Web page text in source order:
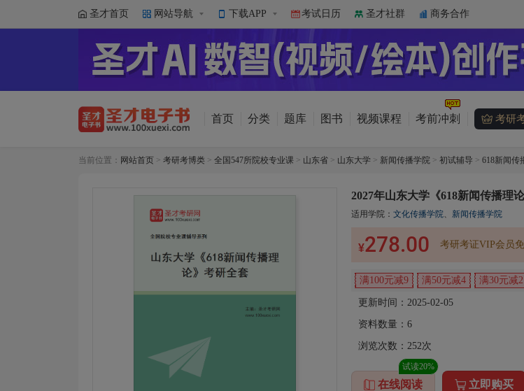
圣才首页 网站导航 下载APP 考试日历 圣才社群 商务合作
首页 分类 题库 图书 视频课程 考前冲刺 考研
当前位置： 网站首页 > 考研考博类 > 全国547所院校专业课 > 山东省 > 山东大学 > 新闻传播学院 > 初试辅导 > 618新闻传
2027年山东大学《618新闻传播理
适用学院： 文化传播学院、 新闻传播学院
¥278.00 考研考证VIP会员
满100元减9 满50元减4 满30元减2
更新时间：2025-02-05
资料数量： 6
浏览次数： 252次
在线阅读
试读20%
立即购买